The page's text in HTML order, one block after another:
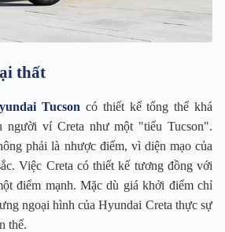
thất
Tucson có thiết kế tổng thể khá
người ví Creta như một "tiểu Tucson".
phải là nhược điểm, vì diện mạo của
Việc Creta có thiết kế tương đồng với
điểm mạnh. Mặc dù giá khởi điểm chỉ
ngoại hình của Hyundai Creta thực sự
thế.